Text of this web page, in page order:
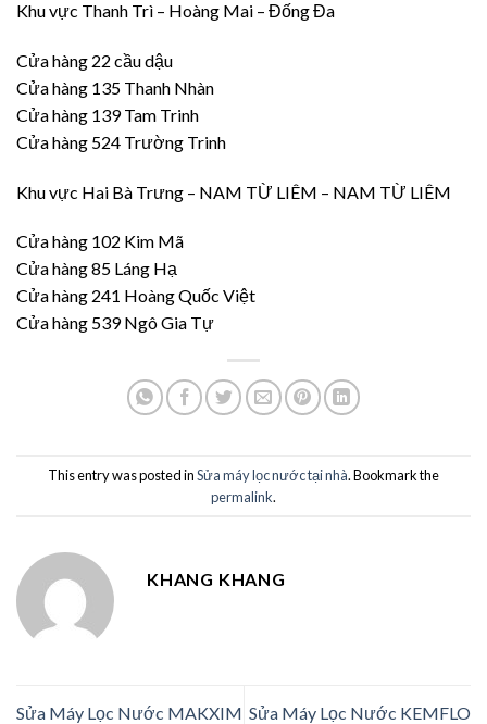
Khu vực Thanh Trì – Hoàng Mai – Đống Đa
Cửa hàng 22 cầu dậu
Cửa hàng 135 Thanh Nhàn
Cửa hàng 139 Tam Trinh
Cửa hàng 524 Trường Trinh
Khu vực Hai Bà Trưng – NAM TỪ LIÊM – NAM TỪ LIÊM
Cửa hàng 102 Kim Mã
Cửa hàng 85 Láng Hạ
Cửa hàng 241 Hoàng Quốc Việt
Cửa hàng 539 Ngô Gia Tự
This entry was posted inSửa máy lọc nước tại nhà. Bookmark the
permalink.
KHANG KHANG
Sửa Máy Lọc Nước MAKXIM Sửa Máy Lọc Nước KEMFLO